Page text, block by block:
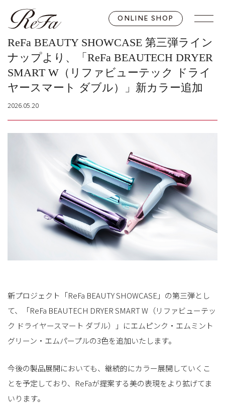
ONLINE SHOP
ReFa BEAUTY SHOWCASE 第三弾ライン
ナップより、「ReFa BEAUTECH DRYER
SMART W（リファビューテック ドライ
ヤースマート ダブル）」新カラー追加
2026.05.20
新プロジェクト「ReFa BEAUTY SHOWCASE」の第三弾とし
て、「ReFa BEAUTECH DRYER SMART W（リファビューテッ
ク ドライヤースマート ダブル）」にエムピンク・エムミント
グリーン・エムパープルの3色を追加いたします。
今後の製品展開においても、継続的にカラー展開していくこ
とを予定しており、ReFaが提案する美の表現をより拡げてま
いります。